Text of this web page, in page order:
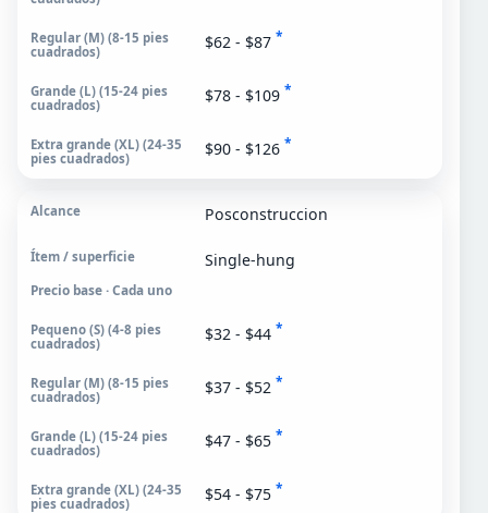
$62 - $87 *
$78 - $109 *
$90 - $126 *
Posconstruccion
Single-hung
Precio base · Cada uno
$32 - $44 *
$37 - $52 *
$47 - $65 *
$54 - $75 *